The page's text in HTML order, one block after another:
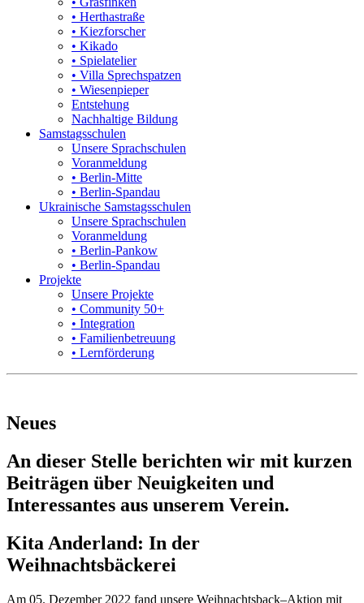
• Herthastraße
• Kiezforscher
• Kikado
• Spielatelier
• Villa Sprechspatzen
• Wiesenpieper
Entstehung
Nachhaltige Bildung
Samstagsschulen
Unsere Sprachschulen
Voranmeldung
• Berlin-Mitte
• Berlin-Spandau
Ukrainische Samstagsschulen
Unsere Sprachschulen
Voranmeldung
• Berlin-Pankow
• Berlin-Spandau
Projekte
Unsere Projekte
• Community 50+
• Integration
• Familienbetreuung
• Lernförderung
Neues
An dieser Stelle berichten wir mit kurzen
Beiträgen über Neuigkeiten und
Interessantes aus unserem Verein.
Kita Anderland: In der
Weihnachtsbäckerei
Am 05. Dezember 2022 fand unsere Weihnachtsback–Aktion mit